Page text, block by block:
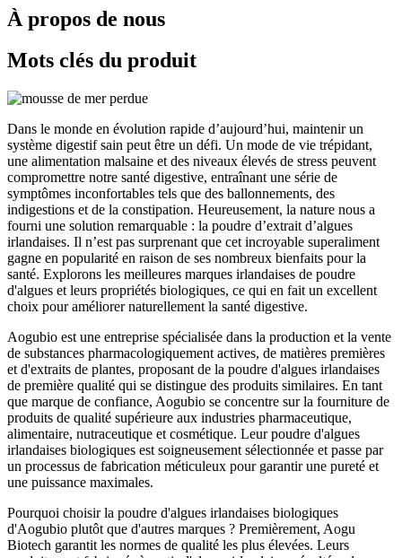
À propos de nous
Mots clés du produit
Dans le monde en évolution rapide d’aujourd’hui, maintenir un
système digestif sain peut être un défi. Un mode de vie trépidant,
une alimentation malsaine et des niveaux élevés de stress peuvent
compromettre notre santé digestive, entraînant une série de
symptômes inconfortables tels que des ballonnements, des
indigestions et de la constipation. Heureusement, la nature nous a
fourni une solution remarquable : la poudre d’extrait d’algues
irlandaises. Il n’est pas surprenant que cet incroyable superaliment
gagne en popularité en raison de ses nombreux bienfaits pour la
santé. Explorons les meilleures marques irlandaises de poudre
d'algues et leurs propriétés biologiques, ce qui en fait un excellent
choix pour améliorer naturellement la santé digestive.
Aogubio est une entreprise spécialisée dans la production et la vente
de substances pharmacologiquement actives, de matières premières
et d'extraits de plantes, proposant de la poudre d'algues irlandaises
de première qualité qui se distingue des produits similaires. En tant
que marque de confiance, Aogubio se concentre sur la fourniture de
produits de qualité supérieure aux industries pharmaceutique,
alimentaire, nutraceutique et cosmétique. Leur poudre d'algues
irlandaises biologiques est soigneusement sélectionnée et passe par
un processus de fabrication méticuleux pour garantir une pureté et
une puissance maximales.
Pourquoi choisir la poudre d'algues irlandaises biologiques
d'Aogubio plutôt que d'autres marques ? Premièrement, Aogu
Biotech garantit les normes de qualité les plus élevées. Leurs